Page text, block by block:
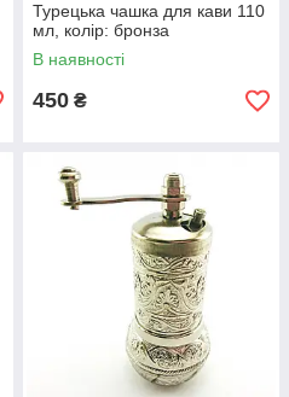
Турецька чашка для кави 110
мл, колір: бронза
В наявності
450 ₴